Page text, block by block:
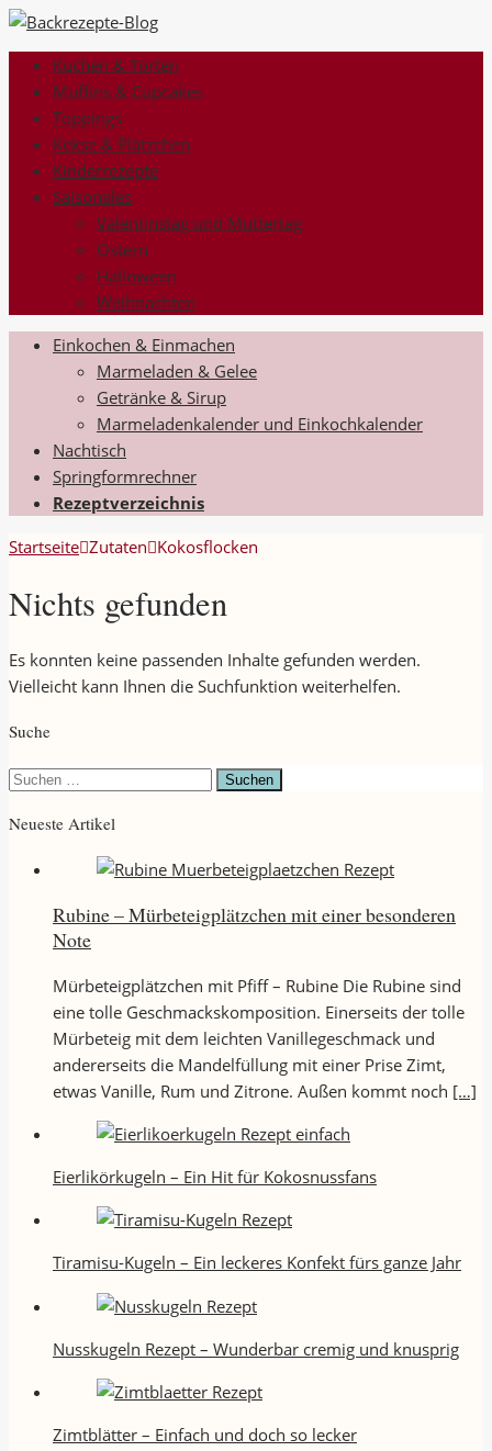
Kuchen & Torten
Muffins & Cupcakes
Toppings
Kekse & Plätzchen
Kinderrezepte
Saisonales
Valentinstag und Muttertag
Ostern
Halloween
Weihnachten
Einkochen & Einmachen
Marmeladen & Gelee
Getränke & Sirup
Marmeladenkalender und Einkochkalender
Nachtisch
Springformrechner
Rezeptverzeichnis
Startseite Zutaten Kokosflocken
Nichts gefunden
Es konnten keine passenden Inhalte gefunden werden.
Vielleicht kann Ihnen die Suchfunktion weiterhelfen.
Suche
Suchen
Neueste Artikel
Rubine – Mürbeteigplätzchen mit einer besonderen
Note
Mürbeteigplätzchen mit Pfiff – Rubine Die Rubine sind
eine tolle Geschmackskomposition. Einerseits der tolle
Mürbeteig mit dem leichten Vanillegeschmack und
andererseits die Mandelfüllung mit einer Prise Zimt,
etwas Vanille, Rum und Zitrone. Außen kommt noch […]
Eierlikörkugeln – Ein Hit für Kokosnussfans
Tiramisu-Kugeln – Ein leckeres Konfekt fürs ganze Jahr
Nusskugeln Rezept – Wunderbar cremig und knusprig
Zimtblätter – Einfach und doch so lecker